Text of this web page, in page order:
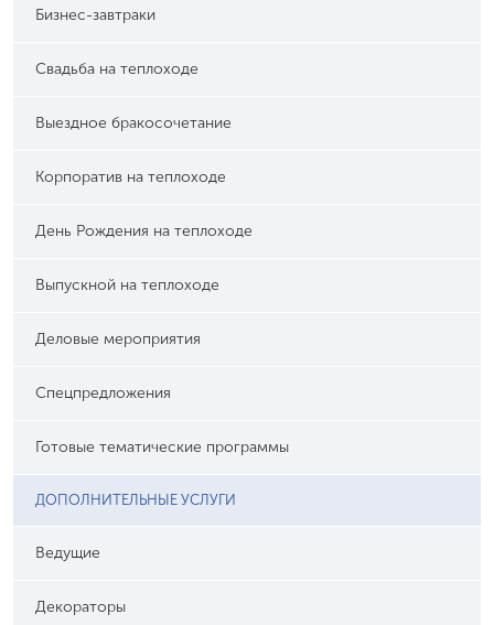
Бизнес-завтраки
Свадьба на теплоходе
Выездное бракосочетание
Корпоратив на теплоходе
День Рождения на теплоходе
Выпускной на теплоходе
Деловые мероприятия
Спецпредложения
Готовые тематические программы
ДОПОЛНИТЕЛЬНЫЕ УСЛУГИ
Ведущие
Декораторы